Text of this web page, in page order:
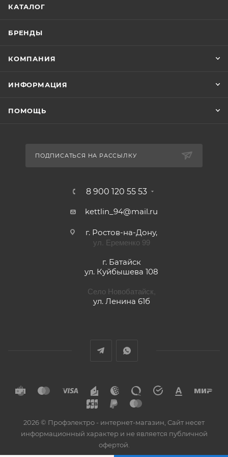
КАТАЛОГ
БРЕНДЫ
КОМПАНИЯ
ИНФОРМАЦИЯ
ПОМОЩЬ
ПОДПИСАТЬСЯ НА РАССЫЛКУ
8 900 120 55 53
kettlin_94@mail.ru
г. Ростов-на-Дону,
ул. Еременко 99
г. Батайск
ул. Куйбышева 108
Село Новобатайск,
ул. Ленина 61б
2026 © Профэлектро - интернет-магазин, Сайт несет
информационный характер и не является публичной
офертой.